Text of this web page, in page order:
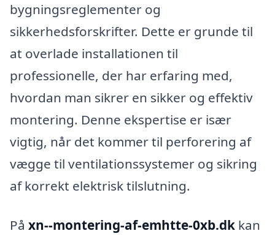
bygningsreglementer og
sikkerhedsforskrifter. Dette er grunde til
at overlade installationen til
professionelle, der har erfaring med,
hvordan man sikrer en sikker og effektiv
montering. Denne ekspertise er især
vigtig, når det kommer til perforering af
vægge til ventilationssystemer og sikring
af korrekt elektrisk tilslutning.
På xn--montering-af-emhtte-0xb.dk kan